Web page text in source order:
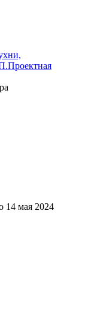
14 мая 2024